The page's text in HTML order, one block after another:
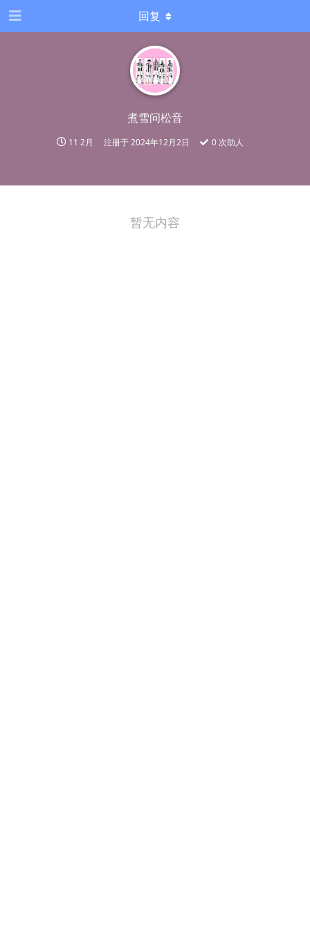
煮雪问松音
11 2月 注册于2024年12月2日 0次助人
回复
暂无内容